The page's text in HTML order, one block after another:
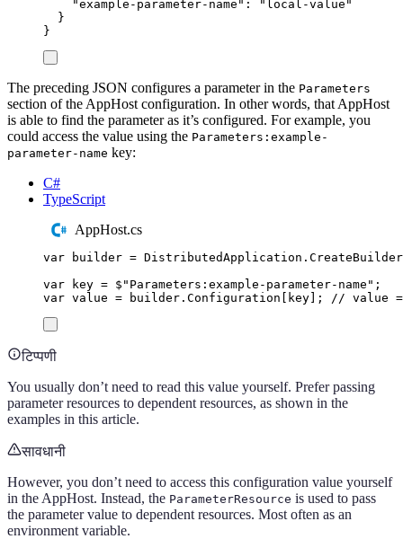
"example-parameter-name " : " local-value "
}
}
The preceding JSON configures a parameter in the Parameters
section of the AppHost configuration. In other words, that AppHost
is able to find the parameter as it’s configured. For example, you
could access the value using the Parameters:example-
parameter-name key:
C#
TypeScript
AppHost.cs
var builder = DistributedApplication . CreateBuilder
var key = $" Parameters:example-parameter-name " ;
var value = builder . Configuration key ]; // value
टिप्पणी
You usually don’t need to read this value yourself. Prefer passing
parameter resources to dependent resources, as shown in the
examples in this article.
सावधानी
However, you don’t need to access this configuration value yourself
in the AppHost. Instead, the ParameterResource is used to pass
the parameter value to dependent resources. Most often as an
environment variable.